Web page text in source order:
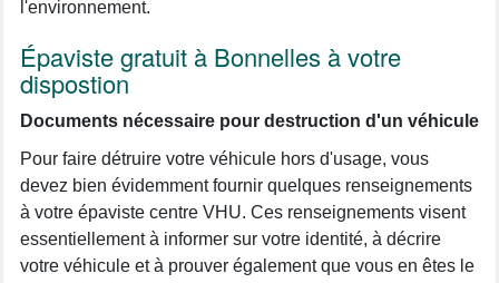
l'environnement.
Épaviste gratuit à Bonnelles à votre
dispostion
Documents nécessaire pour destruction d'un véhicule
Pour faire détruire votre véhicule hors d'usage, vous
devez bien évidemment fournir quelques renseignements
à votre épaviste centre VHU. Ces renseignements visent
essentiellement à informer sur votre identité, à décrire
votre véhicule et à prouver également que vous en êtes le